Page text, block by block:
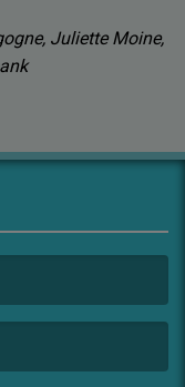
Juliette Moine,